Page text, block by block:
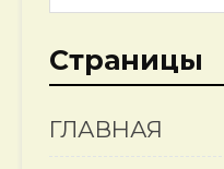
Страницы
ГЛАВНАЯ